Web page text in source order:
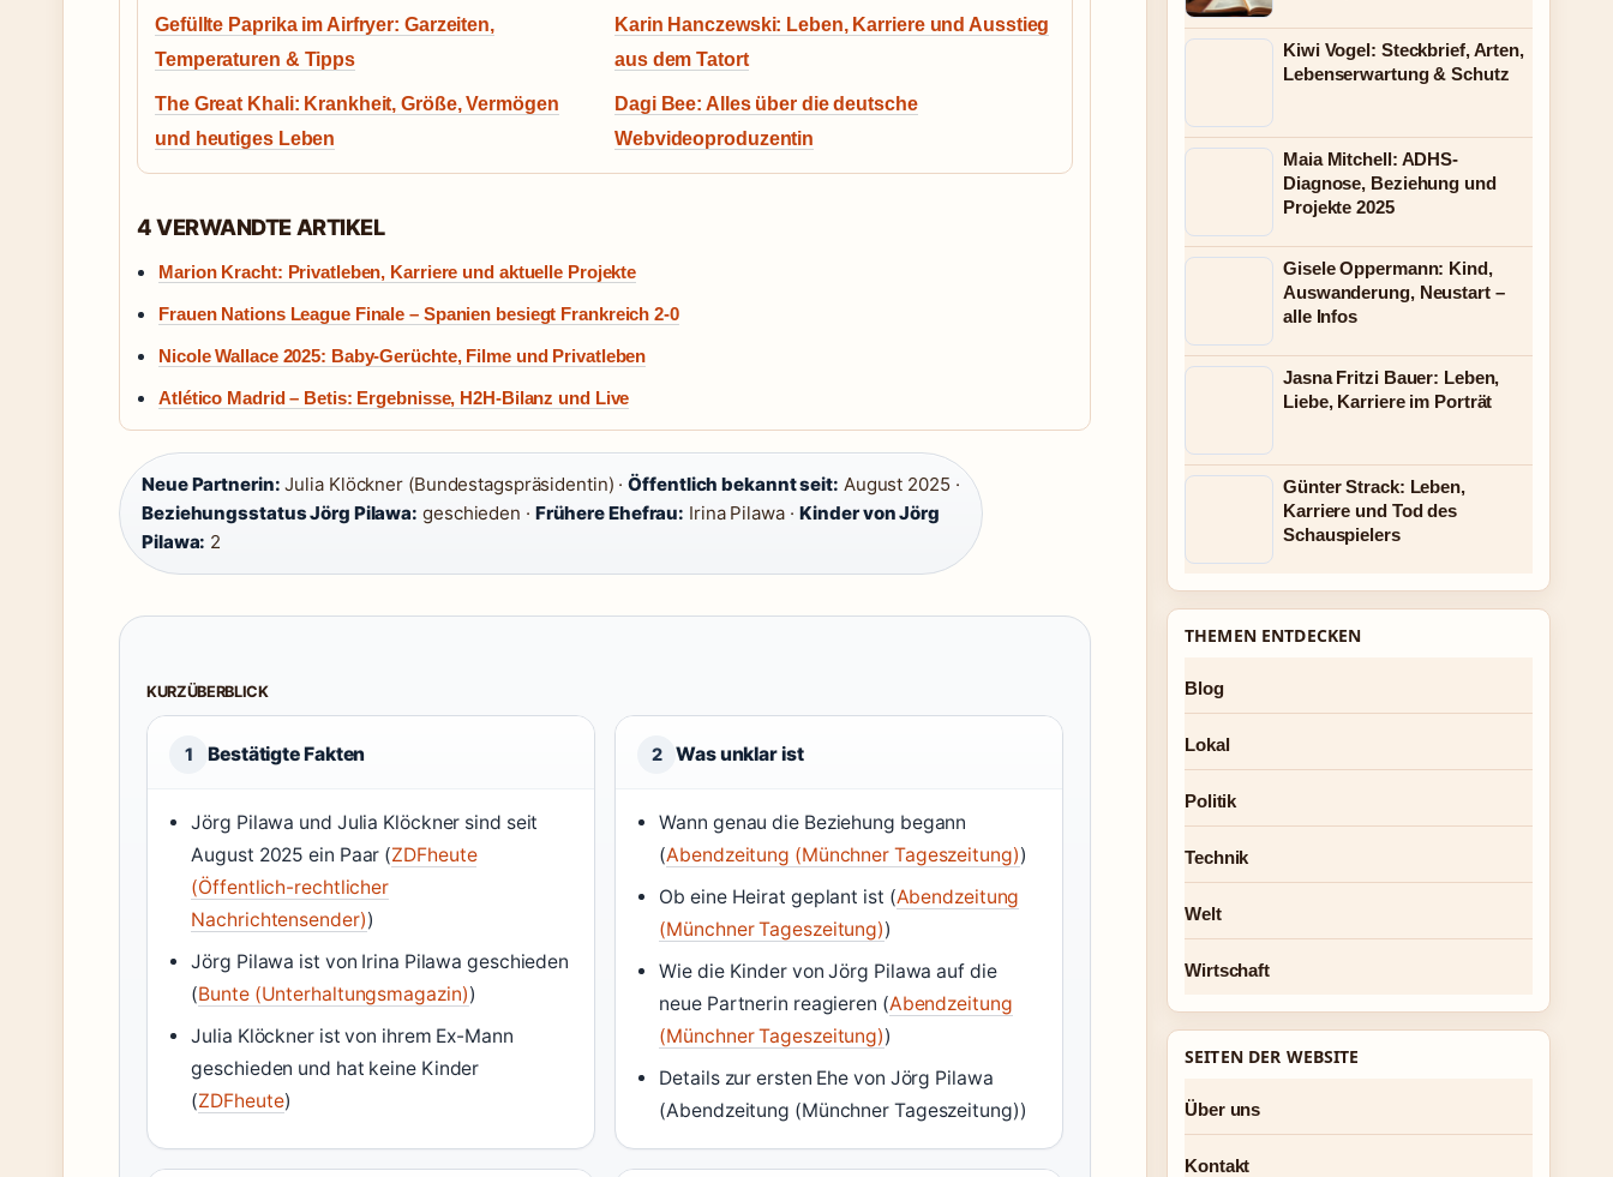
Gefüllte Paprika im Airfryer: Garzeiten,
Temperaturen & Tipps
Karin Hanczewski: Leben, Karriere und Ausstieg
aus dem Tatort
The Great Khali: Krankheit, Größe, Vermögen
und heutiges Leben
Dagi Bee: Alles über die deutsche
Webvideoproduzentin
4 VERWANDTE ARTIKEL
Marion Kracht: Privatleben, Karriere und aktuelle Projekte
Frauen Nations League Finale – Spanien besiegt Frankreich 2-0
Nicole Wallace 2025: Baby-Gerüchte, Filme und Privatleben
Atlético Madrid – Betis: Ergebnisse, H2H-Bilanz und Live
Neue Partnerin: Julia Klöckner (Bundestagspräsidentin) ·Öffentlich bekannt seit: August 2025 ·
Beziehungsstatus Jörg Pilawa: geschieden · Frühere Ehefrau: Irina Pilawa · Kinder von Jörg
Pilawa: 2
KURZÜBERBLICK
1 Bestätigte Fakten
Jörg Pilawa und Julia Klöckner sind seit
August 2025 ein Paar (ZDFheute
(Öffentlich-rechtlicher
Nachrichtensender))
Jörg Pilawa ist von Irina Pilawa geschieden
(Bunte (Unterhaltungsmagazin))
Julia Klöckner ist von ihrem Ex-Mann
geschieden und hat keine Kinder
(ZDFheute)
2 Was unklar ist
Wann genau die Beziehung begann
(Abendzeitung (Münchner Tageszeitung))
Ob eine Heirat geplant ist (Abendzeitung
(Münchner Tageszeitung))
Wie die Kinder von Jörg Pilawa auf die
neue Partnerin reagieren (Abendzeitung
(Münchner Tageszeitung))
Details zur ersten Ehe von Jörg Pilawa
(Abendzeitung (Münchner Tageszeitung))
Kiwi Vogel: Steckbrief, Arten,
Lebenserwartung & Schutz
Maia Mitchell: ADHS-
Diagnose, Beziehung und
Projekte 2025
Gisele Oppermann: Kind,
Auswanderung, Neustart –
alle Infos
Jasna Fritzi Bauer: Leben,
Liebe, Karriere im Porträt
Günter Strack: Leben,
Karriere und Tod des
Schauspielers
THEMEN ENTDECKEN
Blog
Lokal
Politik
Technik
Welt
Wirtschaft
SEITEN DER WEBSITE
Über uns
Kontakt